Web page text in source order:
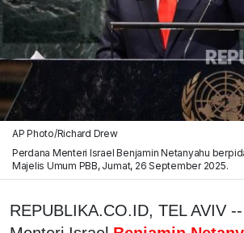
AP Photo/Richard Drew
Perdana Menteri Israel Benjamin Netanyahu
Majelis Umum PBB, Jumat, 26 September 2025.
REPUBLIKA.CO.ID, TEL AVIV